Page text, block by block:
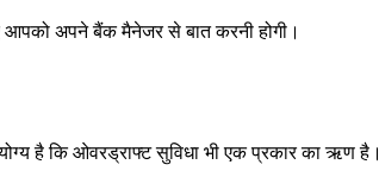
अपने बैंक मैनेजर से बात करनी होगी।
है कि ओवरड्राफ्ट सुविधा भी एक प्रकार का ऋण है।